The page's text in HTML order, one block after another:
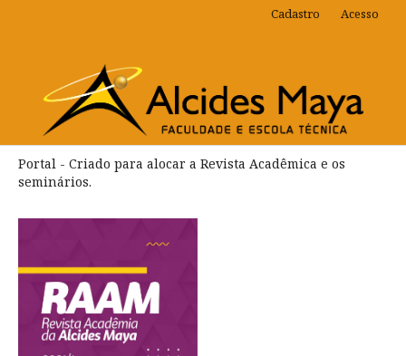
Cadastro Acesso
Portal - Criado para alocar a Revista Acadêmica e os
seminários.